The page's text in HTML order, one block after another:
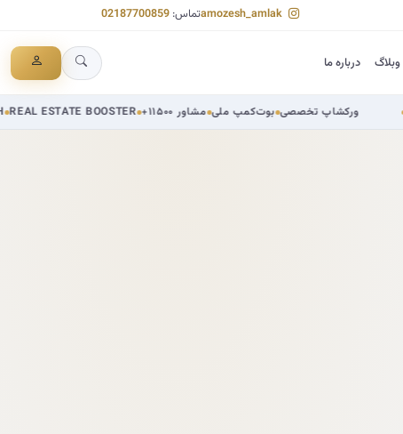
تماس: 02187700859
وبلاگ درباره ما
BOOSTER +۱۱۵۰۰ مشاور بوت‌کمپ ملی ورکشاپ تخصصی MBA املاک